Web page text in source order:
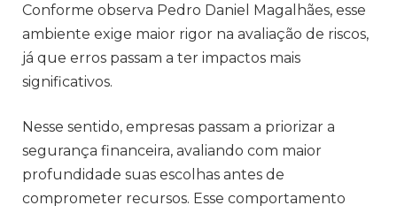
Conforme observa Pedro Daniel Magalhães, esse
ambiente exige maior rigor na avaliação de riscos,
já que erros passam a ter impactos mais
significativos.
Nesse sentido, empresas passam a priorizar a
segurança financeira, avaliando com maior
profundidade suas escolhas antes de
comprometer recursos. Esse comportamento